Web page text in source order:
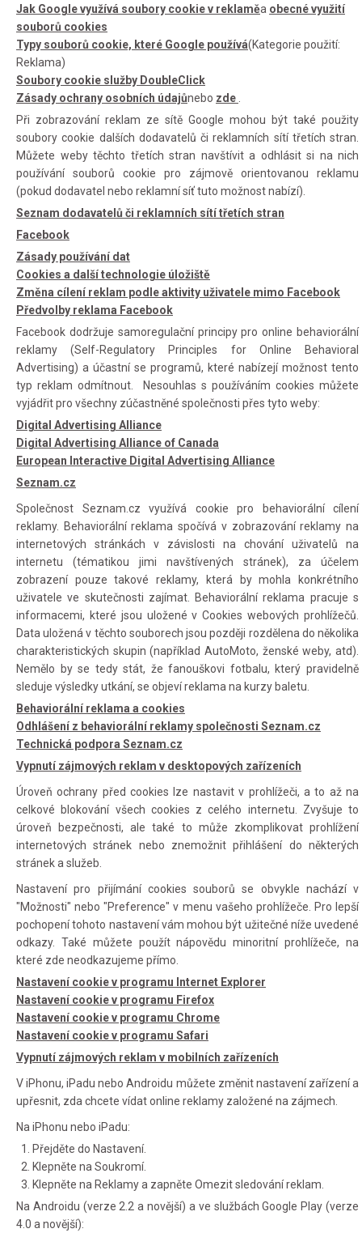
Jak Google využívá soubory cookie v reklaměa obecné využití
souborů cookies
Typy souborů cookie, které Google používá(Kategorie použití:
Reklama)
Soubory cookie služby DoubleClick
Zásady ochrany osobních údajůnebo zde
Při zobrazování reklam ze sítě Google mohou být také použity
soubory cookie dalších dodavatelů či reklamních sítí třetích stran.
Můžete weby těchto třetích stran navštívit a odhlásit si na nich
používání souborů cookie pro zájmově orientovanou reklamu
(pokud dodavatel nebo reklamní síť tuto možnost nabízí).
Seznam dodavatelů či reklamních sítí třetích stran
Facebook
Zásady používání dat
Cookies a další technologie úložiště
Změna cílení reklam podle aktivity uživatele mimo Facebook
Předvolby reklama Facebook
Facebook dodržuje samoregulační principy pro online behaviorální
reklamy (Self-Regulatory Principles for Online Behavioral
Advertising) a účastní se programů, které nabízejí možnost tento
typ reklam odmítnout. Nesouhlas s používáním cookies můžete
vyjádřit pro všechny zúčastněné společnosti přes tyto weby:
Digital Advertising Alliance
Digital Advertising Alliance of Canada
European Interactive Digital Advertising Alliance
Seznam.cz
Společnost Seznam.cz využívá cookie pro behaviorální cílení
reklamy. Behaviorální reklama spočívá v zobrazování reklamy na
internetových stránkách v závislosti na chování uživatelů na
internetu (tématikou jimi navštívených stránek), za účelem
zobrazení pouze takové reklamy, která by mohla konkrétního
uživatele ve skutečnosti zajímat. Behaviorální reklama pracuje s
informacemi, které jsou uložené v Cookies webových prohlížečů.
Data uložená v těchto souborech jsou později rozdělena do několika
charakteristických skupin (například AutoMoto, ženské weby, atd).
Nemělo by se tedy stát, že fanouškovi fotbalu, který pravidelně
sleduje výsledky utkání, se objeví reklama na kurzy baletu.
Behaviorální reklama a cookies
Odhlášení z behaviorální reklamy společnosti Seznam.cz
Technická podpora Seznam.cz
Vypnutí zájmových reklam v desktopových zařízeních
Úroveň ochrany před cookies lze nastavit v prohlížeči, a to až na
celkové blokování všech cookies z celého internetu. Zvyšuje to
úroveň bezpečnosti, ale také to může zkomplikovat prohlížení
internetových stránek nebo znemožnit přihlášení do některých
stránek a služeb.
Nastavení pro přijímání cookies souborů se obvykle nachází v
"Možnosti" nebo "Preference" v menu vašeho prohlížeče. Pro lepší
pochopení tohoto nastavení vám mohou být užitečné níže uvedené
odkazy. Také můžete použít nápovědu minoritní prohlížeče, na
které zde neodkazujeme přímo.
Nastavení cookie v programu Internet Explorer
Nastavení cookie v programu Firefox
Nastavení cookie v programu Chrome
Nastavení cookie v programu Safari
Vypnutí zájmových reklam v mobilních zařízeních
V iPhonu, iPadu nebo Androidu můžete změnit nastavení zařízení a
upřesnit, zda chcete vídat online reklamy založené na zájmech.
Na iPhonu nebo iPadu:
Přejděte do Nastavení.
Klepněte na Soukromí.
Klepněte na Reklamy a zapněte Omezit sledování reklam.
Na Androidu (verze 2.2 a novější) a ve službách Google Play (verze
4.0 a novější):